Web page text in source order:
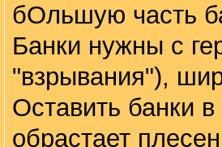
бОльшую часть
Банки нужны с
"взрывания"),
Оставить банки
обрастает